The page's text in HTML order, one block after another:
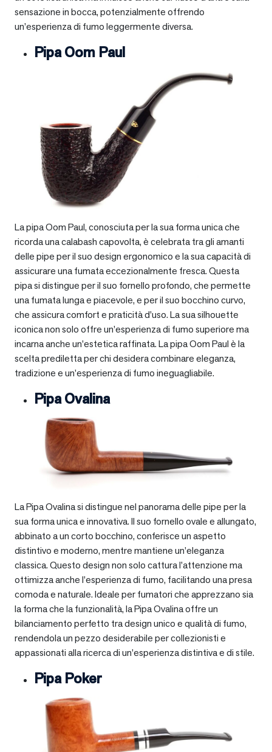
sensazione in bocca, potenzialmente offrendo
un’esperienza di fumo leggermente diversa.
Pipa Oom Paul
La pipa Oom Paul, conosciuta per la sua forma unica che
ricorda una calabash capovolta, è celebrata tra gli amanti
delle pipe per il suo design ergonomico e la sua capacità di
assicurare una fumata eccezionalmente fresca. Questa
pipa si distingue per il suo fornello profondo, che permette
una fumata lunga e piacevole, e per il suo bocchino curvo,
che assicura comfort e praticità d’uso. La sua silhouette
iconica non solo offre un’esperienza di fumo superiore ma
incarna anche un’estetica raffinata. La pipa Oom Paul è la
scelta prediletta per chi desidera combinare eleganza,
tradizione e un’esperienza di fumo ineguagliabile.
Pipa Ovalina
La Pipa Ovalina si distingue nel panorama delle pipe per la
sua forma unica e innovativa. Il suo fornello ovale e allungato,
abbinato a un corto bocchino, conferisce un aspetto
distintivo e moderno, mentre mantiene un’eleganza
classica. Questo design non solo cattura l’attenzione ma
ottimizza anche l’esperienza di fumo, facilitando una presa
comoda e naturale. Ideale per fumatori che apprezzano sia
la forma che la funzionalità, la Pipa Ovalina offre un
bilanciamento perfetto tra design unico e qualità di fumo,
rendendola un pezzo desiderabile per collezionisti e
appassionati alla ricerca di un’esperienza distintiva e di stile.
Pipa Poker